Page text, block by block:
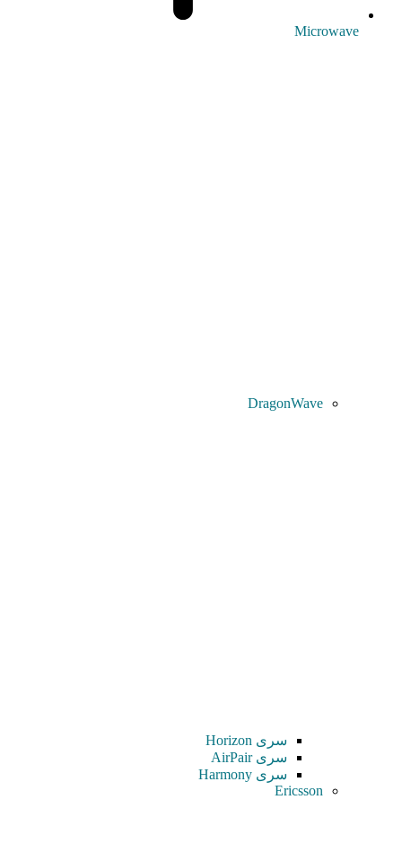
Microwave
DragonWave
سری Horizon
سری AirPair
سری Harmony
Ericsson